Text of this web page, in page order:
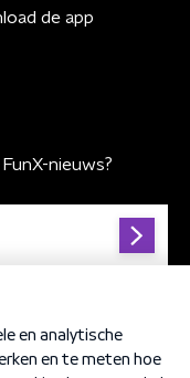
de app
nieuws?